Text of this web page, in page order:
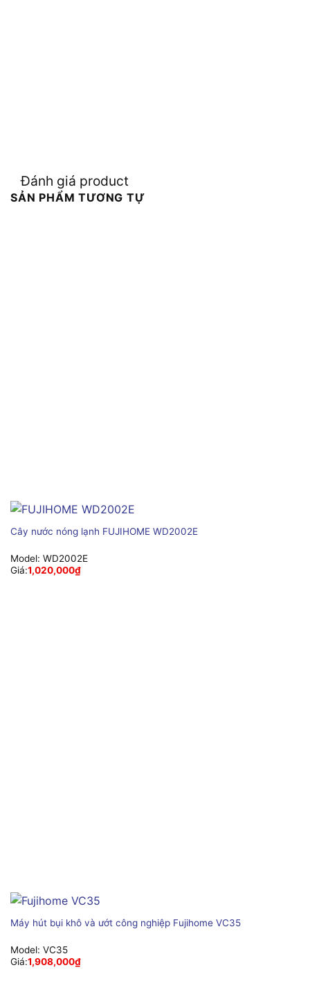
Đánh giá product
SẢN PHẨM TƯƠNG TỰ
Cây nước nóng lạnh FUJIHOME WD2002E
Model: WD2002E
Giá:1,020,000₫
Máy hút bụi khô và ướt công nghiệp Fujihome VC35
Model: VC35
Giá:1,908,000₫